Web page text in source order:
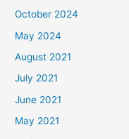
October 2024
May 2024
August 2021
July 2021
June 2021
May 2021